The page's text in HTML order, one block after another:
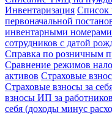
Инвентаризация Список
первоначальной
инвентарными номерами
сотрудников с датой
Справка по розничным
Сравнение режимов
активов Страховые
Страховые взносы за
взносы ИП за
себя (доходы минус